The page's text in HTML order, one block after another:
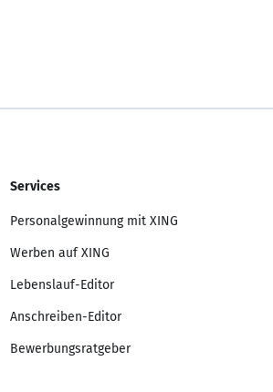
Services
Personalgewinnung mit XING
Werben auf XING
Lebenslauf-Editor
Anschreiben-Editor
Bewerbungsratgeber